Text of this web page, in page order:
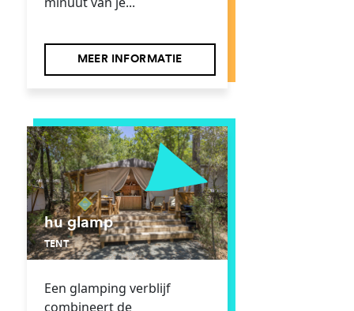
MEER INFORMATIE
hu glamp
TENT
Een glamping verblijf
combineert de